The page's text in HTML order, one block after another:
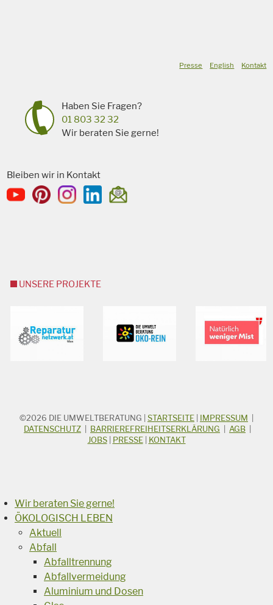
Presse English Kontakt
Haben Sie Fragen?
01 803 32 32
Wir beraten Sie gerne!
Bleiben wir in Kontakt
UNSERE PROJEKTE
STICHWORTSUCHE
Suchbegriff
©2026 DIE UMWELTBERATUNG STARTSEITE IMPRESSUM
DATENSCHUTZ
BARRIEREFREIHEITSERKLÄRUNG AGB
JOBS| PRESSE| KONTAKT
Wir beraten Sie gerne!
ÖKOLOGISCH LEBEN
Aktuell
Abfall
Abfalltrennung
Abfallvermeidung
Aluminium und Dosen